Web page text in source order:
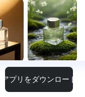
アプリをダウンロード